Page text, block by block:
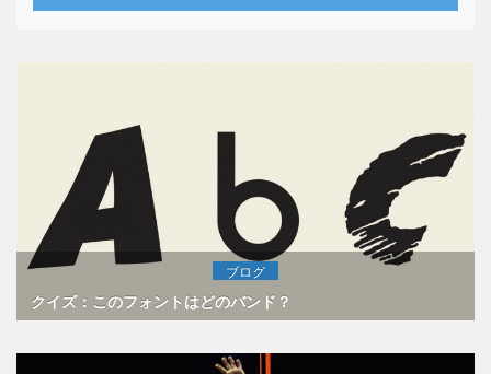
ブログ
クイズ：このフォントはどのバンド？